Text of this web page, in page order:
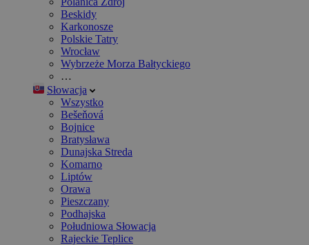
Beskidy
Karkonosze
Polskie Tatry
Wrocław
Wybrzeże Morza Bałtyckiego
…
Słowacja
Wszystko
Bešeňová
Bojnice
Bratysława
Dunajska Streda
Komarno
Liptów
Orawa
Pieszczany
Podhajska
Południowa Słowacja
Rajeckie Teplice